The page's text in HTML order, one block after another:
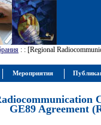
: : [Regional
GE89 Agreement
Мероприятия